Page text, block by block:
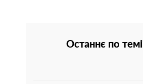
Останнє по темі